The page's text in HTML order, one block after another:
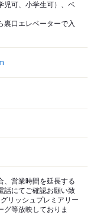
児可、小学生可）、ベ
裏口エレベーターで入
、営業時間を延長する
話にてご確認お願い致
リッシュプレミアリー
グ等放映しておりま